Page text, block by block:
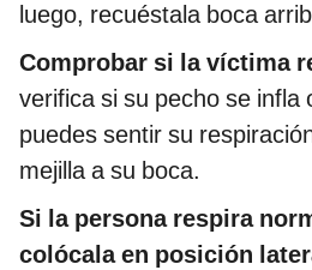
luego, recuéstala boca
Comprobar si la víctima
verifica si su pecho se infla
puedes sentir su
mejilla a su boca.
Si la persona respira
colócala en posición